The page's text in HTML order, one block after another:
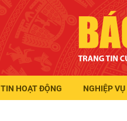
TIN HOẠT ĐỘNG NGHIỆP VỤ